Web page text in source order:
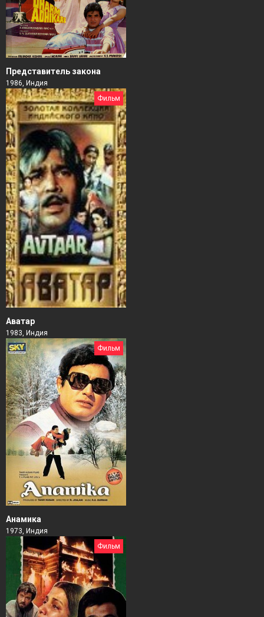
Представитель закона
1986, Индия
Фильм
Аватар
1983, Индия
Фильм
Анамика
1973, Индия
Фильм